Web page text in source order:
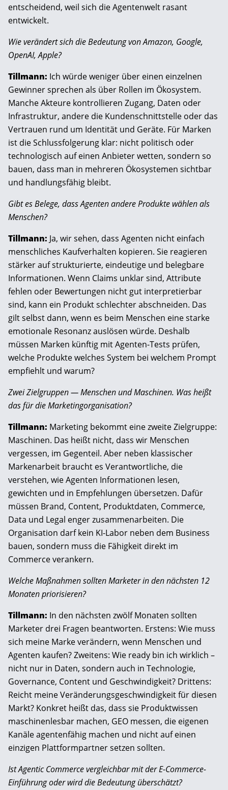
entscheidend, weil sich die Agentenwelt rasant
entwickelt.
Wie verändert sich die Bedeutung von Amazon, Google,
OpenAI, Apple?
Tillmann: Ich würde weniger über einen einzelnen
Gewinner sprechen als über Rollen im Ökosystem.
Manche Akteure kontrollieren Zugang, Daten oder
Infrastruktur, andere die Kundenschnittstelle oder das
Vertrauen rund um Identität und Geräte. Für Marken
ist die Schlussfolgerung klar: nicht politisch oder
technologisch auf einen Anbieter wetten, sondern so
bauen, dass man in mehreren Ökosystemen sichtbar
und handlungsfähig bleibt.
Gibt es Belege, dass Agenten andere Produkte wählen als
Menschen?
Tillmann: Ja, wir sehen, dass Agenten nicht einfach
menschliches Kaufverhalten kopieren. Sie reagieren
stärker auf strukturierte, eindeutige und belegbare
Informationen. Wenn Claims unklar sind, Attribute
fehlen oder Bewertungen nicht gut interpretierbar
sind, kann ein Produkt schlechter abschneiden. Das
gilt selbst dann, wenn es beim Menschen eine starke
emotionale Resonanz auslösen würde. Deshalb
müssen Marken künftig mit Agenten-Tests prüfen,
welche Produkte welches System bei welchem Prompt
empfiehlt und warum?
Zwei Zielgruppen — Menschen und Maschinen. Was heißt
das für die Marketingorganisation?
Tillmann: Marketing bekommt eine zweite Zielgruppe:
Maschinen. Das heißt nicht, dass wir Menschen
vergessen, im Gegenteil. Aber neben klassischer
Markenarbeit braucht es Verantwortliche, die
verstehen, wie Agenten Informationen lesen,
gewichten und in Empfehlungen übersetzen. Dafür
müssen Brand, Content, Produktdaten, Commerce,
Data und Legal enger zusammenarbeiten. Die
Organisation darf kein KI-Labor neben dem Business
bauen, sondern muss die Fähigkeit direkt im
Commerce verankern.
Welche Maßnahmen sollten Marketer in den nächsten 12
Monaten priorisieren?
Tillmann: In den nächsten zwölf Monaten sollten
Marketer drei Fragen beantworten. Erstens: Wie muss
sich meine Marke verändern, wenn Menschen und
Agenten kaufen? Zweitens: Wie ready bin ich wirklich –
nicht nur in Daten, sondern auch in Technologie,
Governance, Content und Geschwindigkeit? Drittens:
Reicht meine Veränderungsgeschwindigkeit für diesen
Markt? Konkret heißt das, dass sie Produktwissen
maschinenlesbar machen, GEO messen, die eigenen
Kanäle agentenfähig machen und nicht auf einen
einzigen Plattformpartner setzen sollten.
Ist Agentic Commerce vergleichbar mit der E-Commerce-
Einführung oder wird die Bedeutung überschätzt?